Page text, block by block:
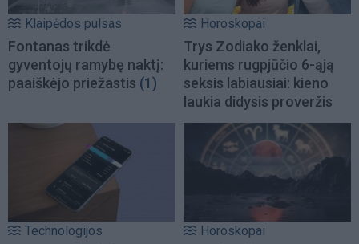
Klaipėdos pulsas
Fontanas trikdė
gyventojų ramybę naktį:
paaiškėjo priežastis (1)
Horoskopai
Trys Zodiako ženklai,
kuriems rugpjūčio 6-ąją
seksis labiausiai: kieno
laukia didysis proveržis
Technologijos Horoskopai